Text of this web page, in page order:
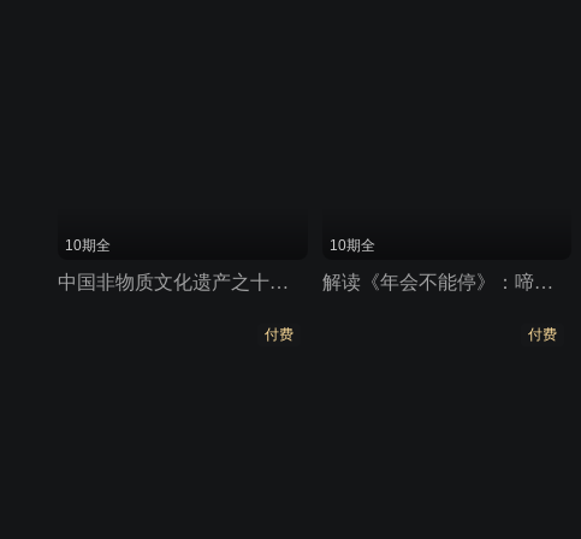
10期全
中国非物质文化遗产之十大民间艺术
10期全
解读《年会不能停》：啼笑皆非的打工人奇遇记
付费 付费